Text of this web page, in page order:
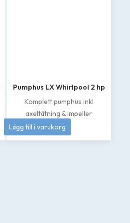
Pumphus LX Whirlpool 2 hp
Komplett pumphus inkl
axeltätning & impeller
1 049kr
Lägg till i varukorg